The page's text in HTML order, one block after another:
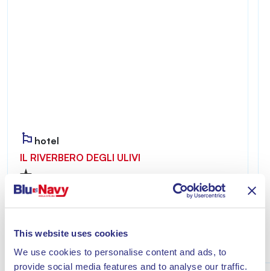
This website uses cookies
We use cookies to personalise content and ads, to
provide social media features and to analyse our traffic.
hotel
IL RIVERBERO DEGLI ULIVI
Riverbero degli Ulivi ist ein einladender und
ruhiger Ort – ideal für alle, die einen erholsamen